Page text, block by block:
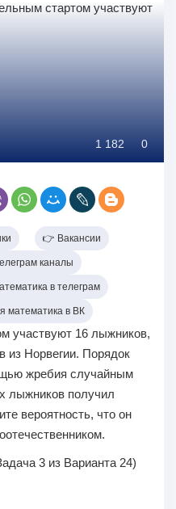
1 182 0
👉 Вакансии
каналы
в телеграм
математика в ВК
участвуют 16 лыжников,
из Норвегии. Порядок
жребия случайным
лыжников получил
вероятность, что он
3 из Варианта 24)